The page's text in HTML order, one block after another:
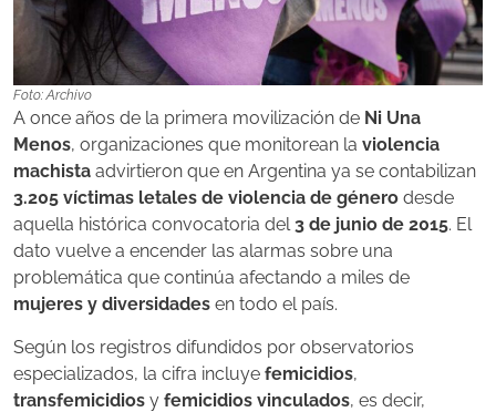
Foto: Archivo
A once años de la primera movilización de Ni Una
Menos, organizaciones que monitorean la violencia
machista advirtieron que en Argentina ya se contabilizan
3.205 víctimas letales de violencia de género desde
aquella histórica convocatoria del3 de junio de 2015. El
dato vuelve a encender las alarmas sobre una
problemática que continúa afectando a miles de
mujeres y diversidades en todo el país.
Según los registros difundidos por observatorios
especializados, la cifra incluye femicidios,
transfemicidios y femicidios vinculados, es decir,